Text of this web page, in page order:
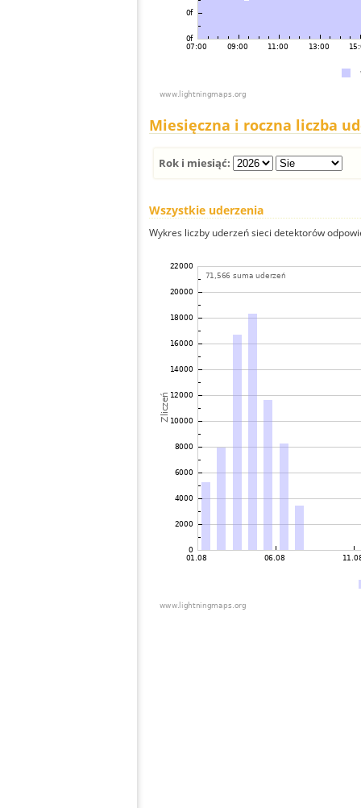
Miesięczna i roczna liczba
Rok i miesiąć:
Wszystkie uderzenia
Wykres liczby uderzeń sieci detektorów